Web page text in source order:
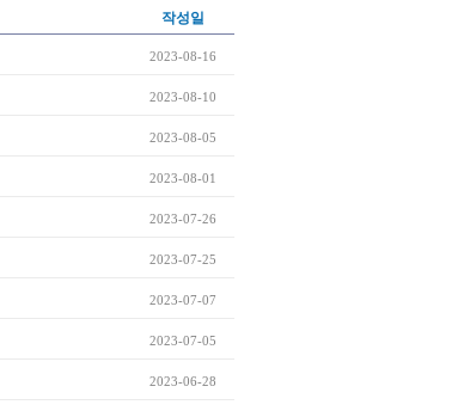
작성일
2023-08-16
2023-08-10
2023-08-05
2023-08-01
2023-07-26
2023-07-25
2023-07-07
2023-07-05
2023-06-28